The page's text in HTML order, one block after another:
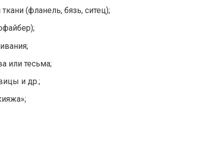
(фланель, бязь, ситец);
или тесьма;
и др.;